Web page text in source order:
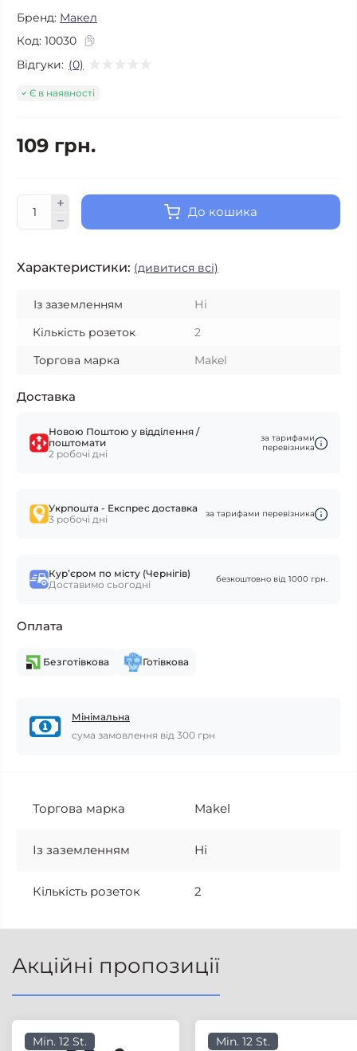
Бренд: Макел
Код: 10030
Відгуки: (0)
Є в наявності
109 грн.
До кошика
Характеристики: (дивитися всі)
Із заземленням
Ні
Кількість розеток
2
Торгова марка
Makel
Доставка
Новою Поштою у відділення /
поштомати
2 робочі дні
за тарифами
перевізника
Укрпошта - Експрес доставка
3 робочі дні
за тарифами перевізника
Курʼєром по місту (Чернігів)
Доставимо сьогодні
безкоштовно від 1000 грн.
Оплата
Безготівкова Готівкова
Мінімальна
сума замовлення від 300 грн
Торгова марка Makel
Із заземленням Ні
Кількість розеток 2
Акційні пропозиції
Min. 12 St. Min. 12 St.